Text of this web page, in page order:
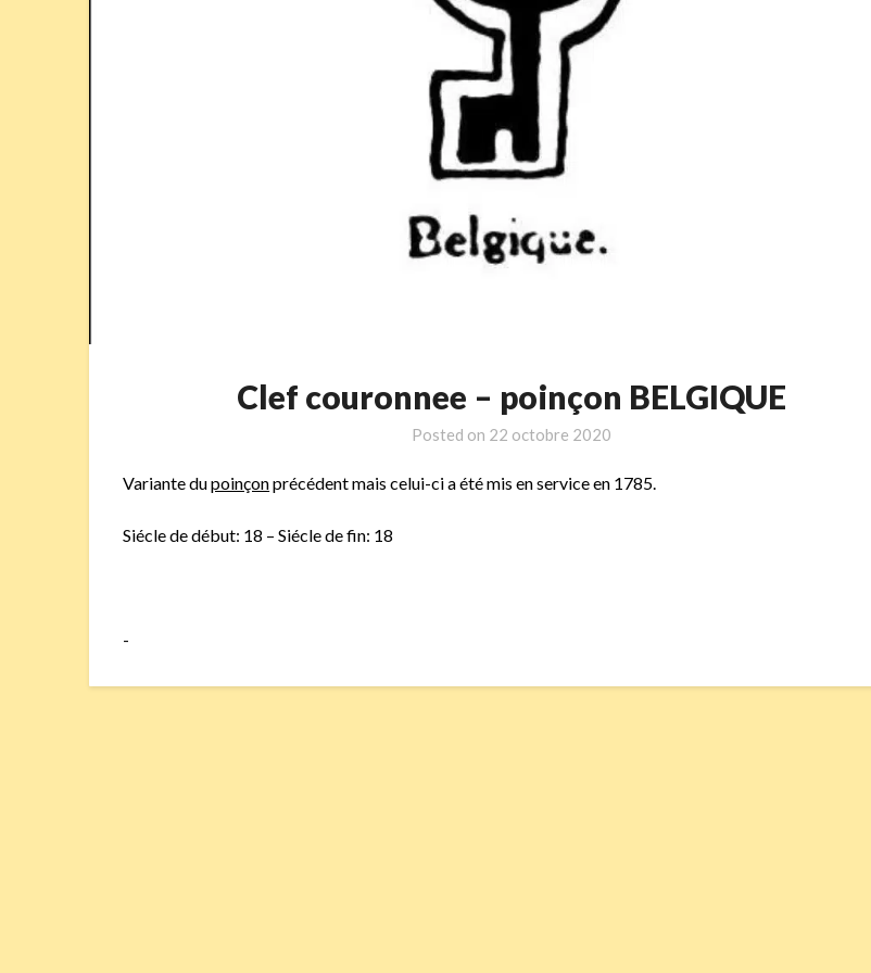
Clef couronnee – poinçon BELGIQUE
Posted on 22 octobre 2020
Variante dupoinçonprécédent mais celui-ci a été mis en service en 1785.
Siécle de début: 18 – Siécle de fin: 18
-